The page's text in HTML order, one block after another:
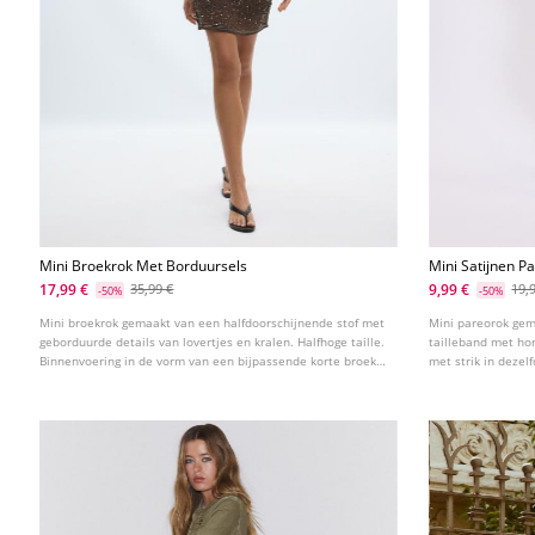
Mini Broekrok Met Borduursels
17,99 €
-50% 35,99 €
Mini broekrok gemaakt van een halfdoorschijnende stof met
geborduurde details van lovertjes en kralen. Halfhoge taille.
Binnenvoering in de vorm van een bijpassende korte broek.
Mini Satijnen
9,99 €
-50%
Mini pareorok
tailleband met
met strik in